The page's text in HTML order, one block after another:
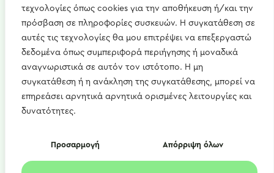
τεχνολογίες όπως cookies για την αποθήκευση ή/και την
πρόσβαση σε πληροφορίες συσκευών. Η συγκατάθεση σε
αυτές τις τεχνολογίες θα μου επιτρέψει να επεξεργαστώ
δεδομένα όπως συμπεριφορά περιήγησης ή μοναδικά
αναγνωριστικά σε αυτόν τον ιστότοπο. Η μη
συγκατάθεση ή η ανάκληση της συγκατάθεσης, μπορεί να
επηρεάσει αρνητικά αρνητικά ορισμένες λειτουργίες και
δυνατότητες.
Προσαρμογή Απόρριψη όλων
Επικοινωνία
+(30) 697 667 1746
artemis.zerdeli@gmail.com
Δευ - Παρ : 09:00 - 21:00
Copyright © 2022 diet4u.gr | Άρτεμις Ζερδελή